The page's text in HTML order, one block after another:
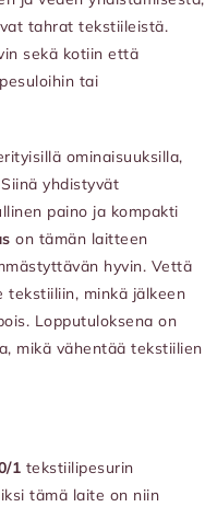
tahrat tekstiileistä.
sekä kotiin että
tai
ominaisuuksilla,
yhdistyvät
paino ja kompakti
on tämän laitteen
hyvin. Vettä
tekstiiliin, minkä jälkeen
Lopputuloksena on
mikä vähentää tekstiilien
1 tekstiilipesurin
tämä laite on niin